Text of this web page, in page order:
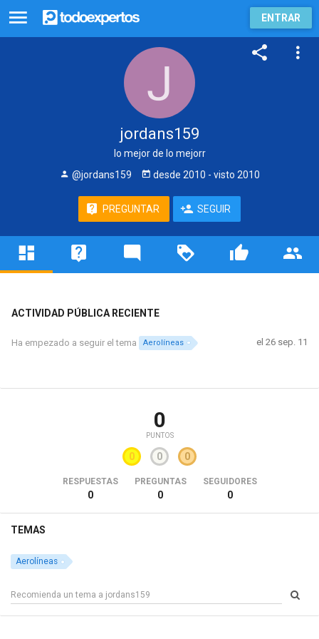
ENTRAR
jordans159
lo mejor de lo mejorr
@jordans159
desde 2010 - visto 2010
PREGUNTAR SEGUIR
ACTIVIDAD PÚBLICA RECIENTE
Ha empezado a seguir el tema Aerolíneas el 26 sep. 11
0
PUNTOS
0 0 0
RESPUESTAS
0
PREGUNTAS
0
SEGUIDORES
0
TEMAS
Aerolíneas